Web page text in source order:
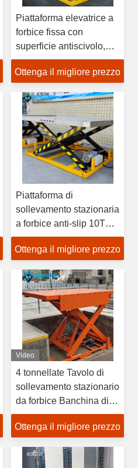
Piattaforma elevatrice a
forbice fissa con
superficie antiscivolo,
altezza massima di
sollevamento 5000 mm
Ottenga il migliore prezzo
Piattaforma di
sollevamento stazionaria
a forbice anti-slip 10T
con altezza massima di
5000 mm
Ottenga il migliore prezzo
Video
4 tonnellate Tavolo di
sollevamento stazionario
da forbice Banchina di
lavoro Piattaforma di
sollevamento stazionaria
Ottenga il migliore prezzo